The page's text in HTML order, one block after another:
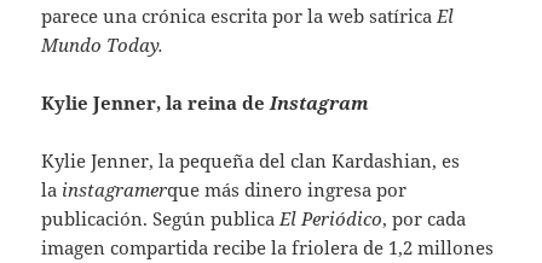
parece una crónica escrita por la web satíricaEl
Mundo Today.
Kylie Jenner, la reina deInstagram
Kylie Jenner, la pequeña del clan Kardashian, es
la instagramerque más dinero ingresa por
publicación. Según publicaEl Periódico, por cada
imagen compartida recibe la friolera de 1,2 millones